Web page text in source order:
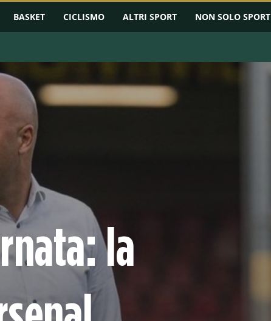
BASKET CICLISMO ALTRI SPORT NON SOLO SPORT
EUROPA LEAGUE
la